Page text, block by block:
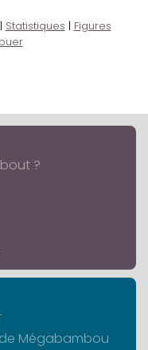
| Statistiques | Figures
?
Mégabambou